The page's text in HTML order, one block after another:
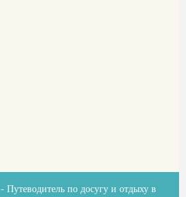
- Путеводитель по досугу и отдыху в